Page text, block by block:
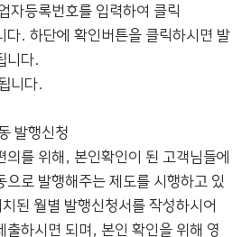
자등록번호를 입력하여 클릭
. 하단에 확인버튼을 클릭하시면 발
니다.
니다.
발행신청
의를 위해, 본인확인이 된 고객님들에
으로 발행해주는 제도를 시행하고 있
된 월별 발행신청서를 작성하시어
출하시면 되며, 본인 확인을 위해 영